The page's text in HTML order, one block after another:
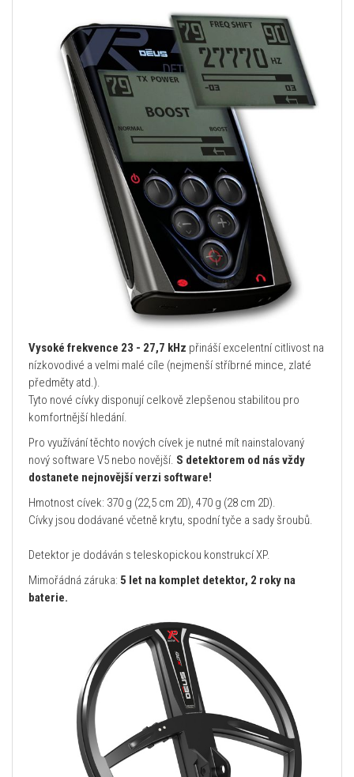
Vysoké frekvence 23 - 27,7 kHz přináší excelentní citlivost na
nízkovodivé a velmi malé cíle (nejmenší stříbrné mince, zlaté
předměty atd.).
Tyto nové cívky disponují celkově zlepšenou stabilitou pro
komfortnější hledání.
Pro využívání těchto nových cívek je nutné mít nainstalovaný
nový software V5 nebo novější. S detektorem od nás vždy
dostanete nejnovější verzi software!
Hmotnost cívek: 370 g (22,5 cm 2D), 470 g (28 cm 2D).
Cívky jsou dodávané včetně krytu, spodní tyče a sady šroubů.
Detektor je dodáván s teleskopickou konstrukcí XP.
Mimořádná záruka: 5 let na komplet detektor, 2 roky na
baterie.